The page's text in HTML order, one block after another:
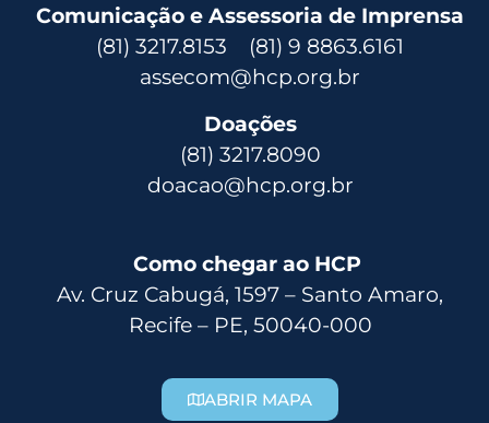
Comunicação e Assessoria de Imprensa
(81) 3217.8153 (81) 9 8863.6161
assecom@hcp.org.br
Doações
(81) 3217.8090
doacao@hcp.org.br
Como chegar ao HCP
Av. Cruz Cabugá, 1597 – Santo Amaro,
Recife – PE, 50040-000
ABRIR MAPA